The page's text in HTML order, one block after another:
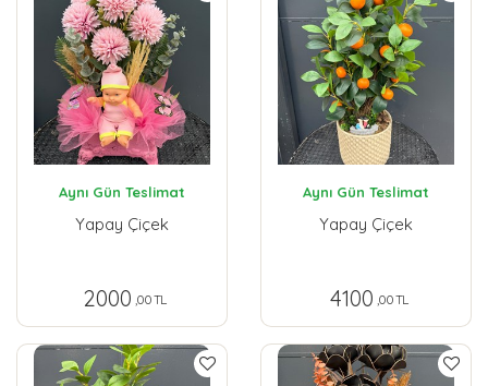
Aynı Gün Teslimat
Yapay Çiçek
2000 ,00 TL
Aynı Gün Teslimat
Yapay Çiçek
4100 ,00 TL